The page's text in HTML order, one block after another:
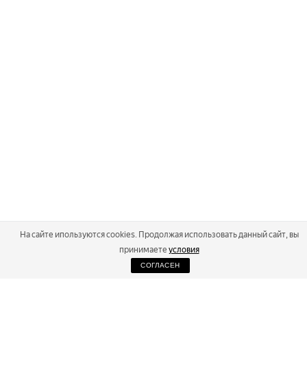
2026
На сайте ипользуются cookies. Продолжая использовать данный сайт, вы
принимаете условия
СОГЛАСЕН